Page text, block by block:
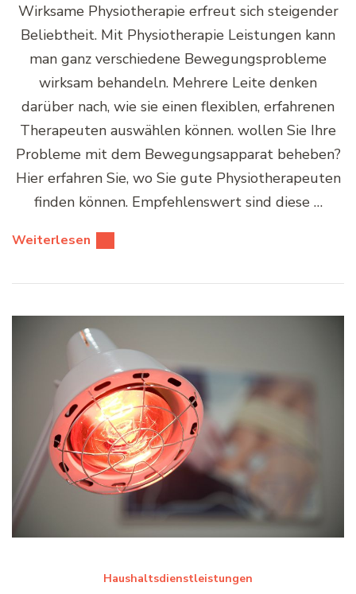
Wirksame Physiotherapie erfreut sich steigender
Beliebtheit. Mit Physiotherapie Leistungen kann
man ganz verschiedene Bewegungsprobleme
wirksam behandeln. Mehrere Leite denken
darüber nach, wie sie einen flexiblen, erfahrenen
Therapeuten auswählen können. wollen Sie Ihre
Probleme mit dem Bewegungsapparat beheben?
Hier erfahren Sie, wo Sie gute Physiotherapeuten
finden können. Empfehlenswert sind diese …
Weiterlesen
Haushaltsdienstleistungen